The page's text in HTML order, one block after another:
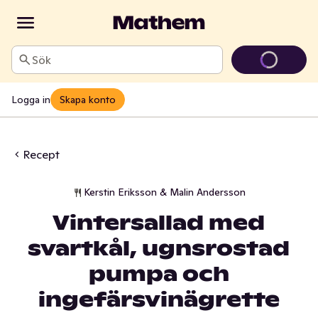
Sök
Logga in Skapa konto
Recept
Kerstin Eriksson & Malin Andersson
Vintersallad med
svartkål, ugnsrostad
pumpa och
ingefärsvinägrette